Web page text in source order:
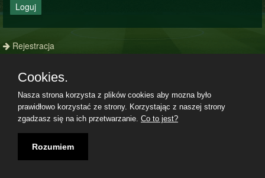
Loguj
Rejestracja
Regulamin| Polityka prywatności|Kontakt| 07.08.2026, 09:08|
Cookies.
Nasza strona korzysta z plików cookies aby mozna było
prawidłowo korzystać ze strony. Korzystając z naszej strony
zgadzasz się na ich przetwarzanie. Co to jest?
Rozumiem